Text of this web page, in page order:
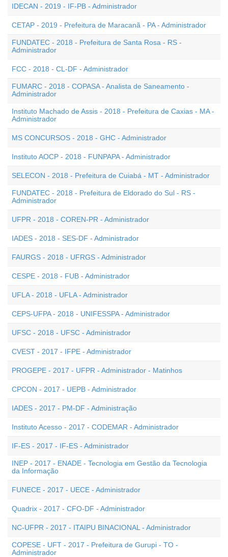
IDECAN - 2019 - IF-PB - Administrador
CETAP - 2019 - Prefeitura de Maracanã - PA - Administrador
FUNDATEC - 2018 - Prefeitura de Santa Rosa - RS -
Administrador
FCC - 2018 - CL-DF - Administrador
FUMARC - 2018 - COPASA - Analista de Saneamento -
Administrador
Instituto Machado de Assis - 2018 - Prefeitura de Caxias - MA -
Administrador
MS CONCURSOS - 2018 - GHC - Administrador
Instituto AOCP - 2018 - FUNPAPA - Administrador
SELECON - 2018 - Prefeitura de Cuiabá - MT - Administrador
FUNDATEC - 2018 - Prefeitura de Eldorado do Sul - RS -
Administrador
UFPR - 2018 - COREN-PR - Administrador
IADES - 2018 - SES-DF - Administrador
FAURGS - 2018 - UFRGS - Administrador
CESPE - 2018 - FUB - Administrador
UFLA - 2018 - UFLA - Administrador
CEPS-UFPA - 2018 - UNIFESSPA - Administrador
UFSC - 2018 - UFSC - Administrador
CVEST - 2017 - IFPE - Administrador
PROGEPE - 2017 - UFPR - Administrador - Matinhos
CPCON - 2017 - UEPB - Administrador
IADES - 2017 - PM-DF - Administração
Instituto Acesso - 2017 - CODEMAR - Administrador
IF-ES - 2017 - IF-ES - Administrador
INEP - 2017 - ENADE - Tecnologia em Gestão da Tecnologia
da Informação
FUNECE - 2017 - UECE - Administrador
Quadrix - 2017 - CFO-DF - Administrador
NC-UFPR - 2017 - ITAIPU BINACIONAL - Administrador
COPESE - UFT - 2017 - Prefeitura de Gurupi - TO -
Administrador